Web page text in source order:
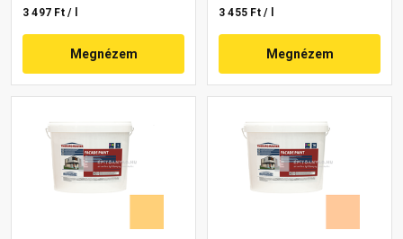
3 497 Ft / l
Megnézem
3 455 Ft / l
Megnézem